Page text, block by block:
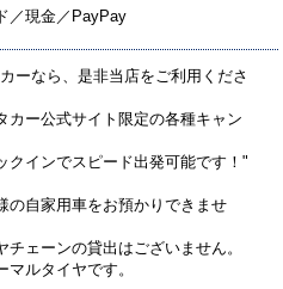
／現金／PayPay
ーなら、是非当店をご利用くださ
カー公式サイト限定の各種キャン
クインでスピード出発可能です！"
の自家用車をお預かりできませ
ェーンの貸出はございません。
ルタイヤです。